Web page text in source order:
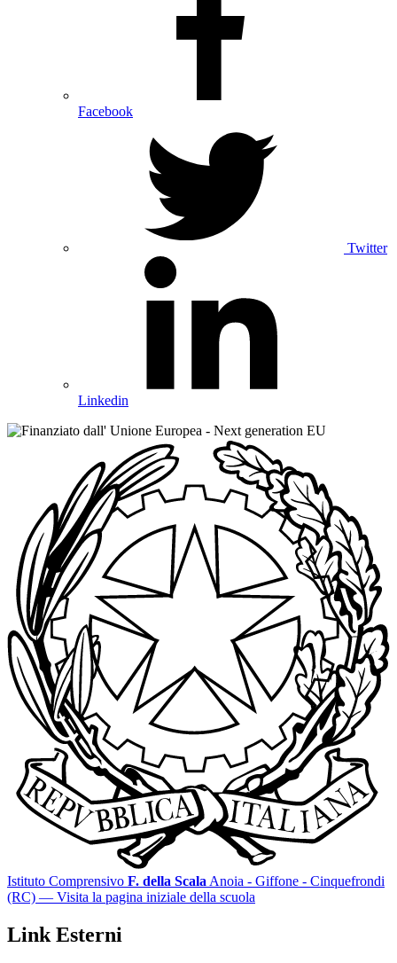
Facebook
Twitter
Linkedin
Istituto Comprensivo F. della Scala Anoia - Giffone - Cinquefrondi
(RC) — Visita la pagina iniziale della scuola
Link Esterni